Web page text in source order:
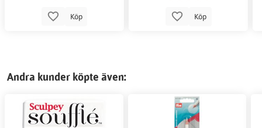
Köp Köp
Andra kunder köpte även: